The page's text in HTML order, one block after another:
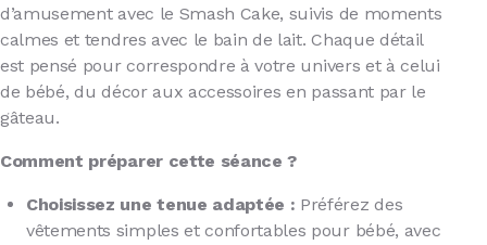
d’amusement avec le Smash Cake, suivis de moments
calmes et tendres avec le bain de lait. Chaque détail
est pensé pour correspondre à votre univers et à celui
de bébé, du décor aux accessoires en passant par le
gâteau.
Comment préparer cette séance ?
Choisissez une tenue adaptée : Préférez des
vêtements simples et confortables pour bébé, avec